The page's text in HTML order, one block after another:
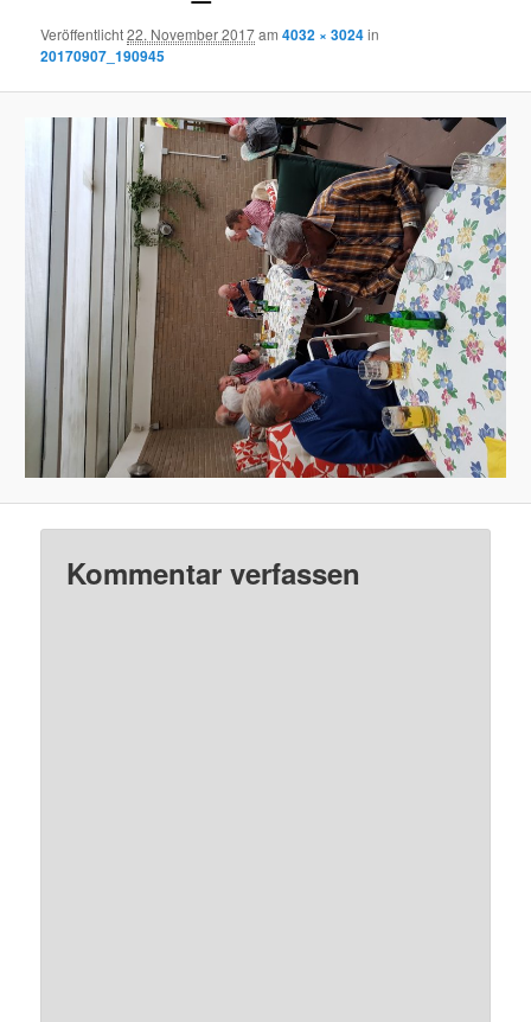
Veröffentlicht22. November 2017am4032 × 3024in
20170907_190945
Kommentar verfassen